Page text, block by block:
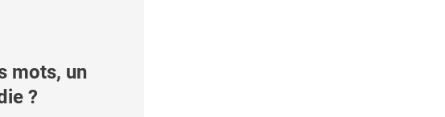
mots, un
?